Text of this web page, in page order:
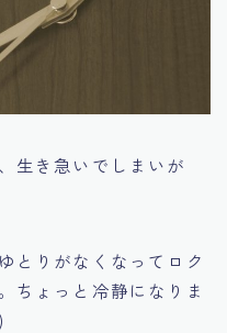
生き急いでしまいが
とりがなくなってロク
ちょっと冷静になりま
)